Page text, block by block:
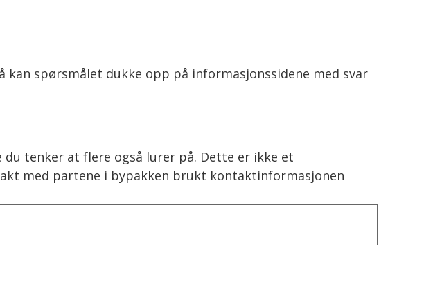
spørsmålet dukke opp på informasjonssidene med svar
tenker at flere også lurer på. Dette er ikke et
med partene i bypakken brukt kontaktinformasjonen